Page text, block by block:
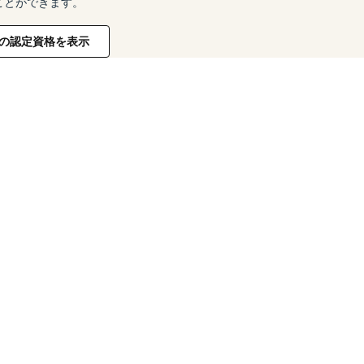
とができます。
認定資格を表示